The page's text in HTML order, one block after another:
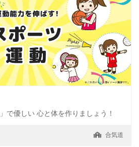
で優しい 心と体を作りましょう！
合気道